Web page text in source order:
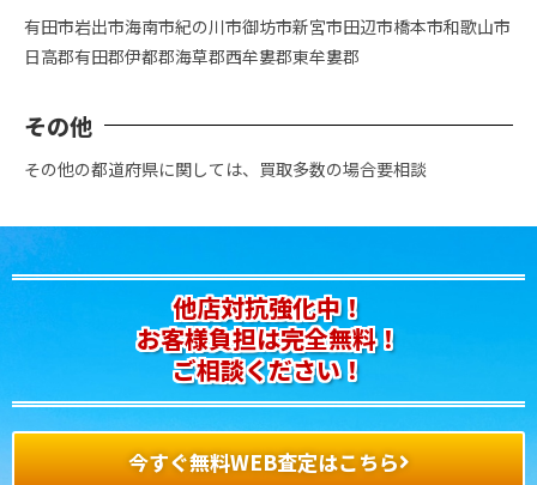
有田市岩出市海南市紀の川市御坊市新宮市田辺市橋本市和歌山市
日高郡有田郡伊都郡海草郡西牟婁郡東牟婁郡
その他
その他の都道府県に関しては、買取多数の場合要相談
他店対抗強化中！
お客様負担は完全無料！
ご相談ください！
今すぐ無料WEB査定はこちら